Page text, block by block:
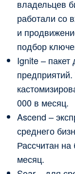
владельцев
работали со
и
подбор
Ignite –
000 в месяц.
Ascend –
среднего
Рассчитан
месяц.